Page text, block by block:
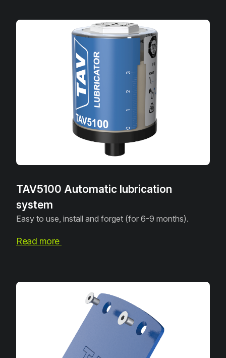
TAV5100 Automatic lubrication
system
Easy to use, install and forget (for 6-9 months).
Read more